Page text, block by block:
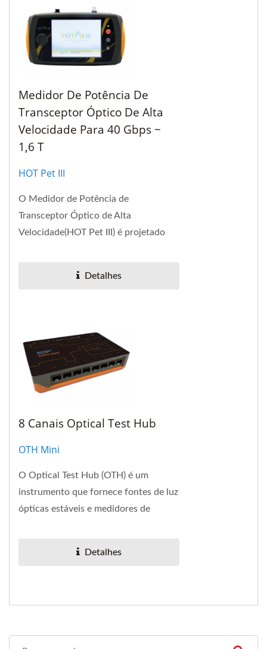
Medidor De Potência De
Transceptor Óptico De Alta
Velocidade Para 40 Gbps ~
1,6 T
HOT Pet III
O Medidor de Potência de
Transceptor Óptico de Alta
Velocidade(HOT Pet III) é projetado
Detalhes
8 Canais Optical Test Hub
OTH Mini
O Optical Test Hub (OTH) é um
instrumento que fornece fontes de luz
ópticas estáveis e medidores de
Detalhes